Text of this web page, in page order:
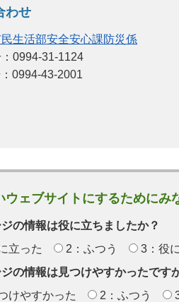
わせ
生活部安全安心課防災係
0994-31-1124
0994-43-2001
ウェブサイトにするために
の情報は役に立ちましたか？
立った
2：ふつう
3：役
の情報は見つけやすかったです
けやすかった
2：ふつう